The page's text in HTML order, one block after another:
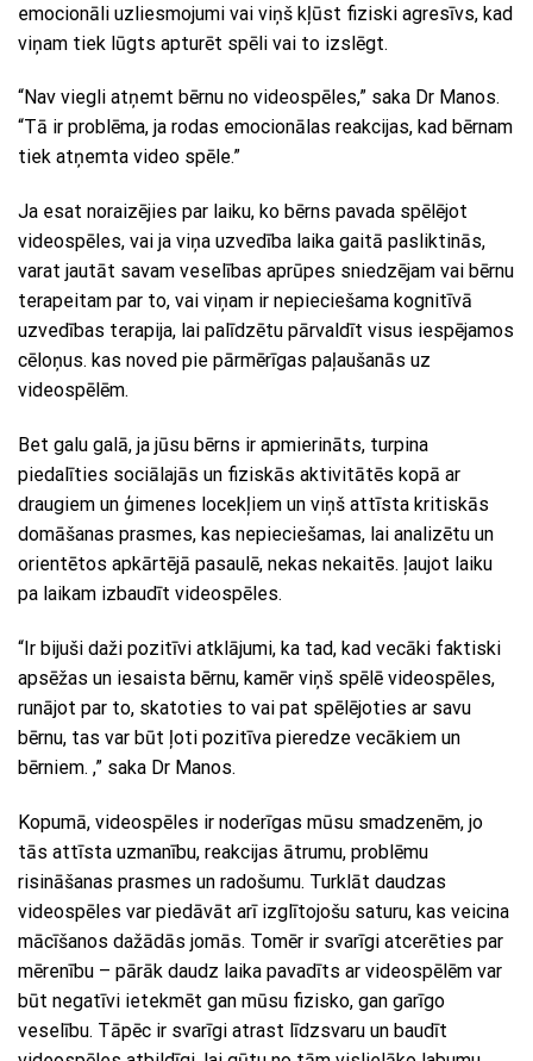
emocionāli uzliesmojumi vai viņš kļūst fiziski agresīvs, kad
viņam tiek lūgts apturēt spēli vai to izslēgt.
“Nav viegli atņemt bērnu no videospēles,” saka Dr Manos.
“Tā ir problēma, ja rodas emocionālas reakcijas, kad bērnam
tiek atņemta video spēle.”
Ja esat noraizējies par laiku, ko bērns pavada spēlējot
videospēles, vai ja viņa uzvedība laika gaitā pasliktinās,
varat jautāt savam veselības aprūpes sniedzējam vai bērnu
terapeitam par to, vai viņam ir nepieciešama kognitīvā
uzvedības terapija, lai palīdzētu pārvaldīt visus iespējamos
cēloņus. kas noved pie pārmērīgas paļaušanās uz
videospēlēm.
Bet galu galā, ja jūsu bērns ir apmierināts, turpina
piedalīties sociālajās un fiziskās aktivitātēs kopā ar
draugiem un ģimenes locekļiem un viņš attīsta kritiskās
domāšanas prasmes, kas nepieciešamas, lai analizētu un
orientētos apkārtējā pasaulē, nekas nekaitēs. ļaujot laiku
pa laikam izbaudīt videospēles.
“Ir bijuši daži pozitīvi atklājumi, ka tad, kad vecāki faktiski
apsēžas un iesaista bērnu, kamēr viņš spēlē videospēles,
runājot par to, skatoties to vai pat spēlējoties ar savu
bērnu, tas var būt ļoti pozitīva pieredze vecākiem un
bērniem. ,” saka Dr Manos.
Kopumā, videospēles ir noderīgas mūsu smadzenēm, jo
tās attīsta uzmanību, reakcijas ātrumu, problēmu
risināšanas prasmes un radošumu. Turklāt daudzas
videospēles var piedāvāt arī izglītojošu saturu, kas veicina
mācīšanos dažādās jomās. Tomēr ir svarīgi atcerēties par
mērenību – pārāk daudz laika pavadīts ar videospēlēm var
būt negatīvi ietekmēt gan mūsu fizisko, gan garīgo
veselību. Tāpēc ir svarīgi atrast līdzsvaru un baudīt